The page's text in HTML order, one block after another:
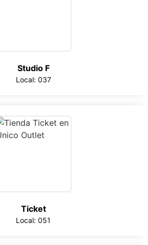
Studio F
Local: 037
Ticket
Local: 051